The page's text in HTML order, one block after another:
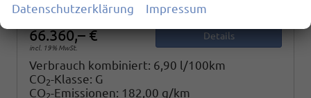
01.08.2026
66.360,– €
incl. 19% MwSt.
Details
Verbrauch kombiniert: 6,90 l/100km
CO2-Klasse: G
CO -Emissionen: 182,00 g/km
Datenschutzerklärung Impressum